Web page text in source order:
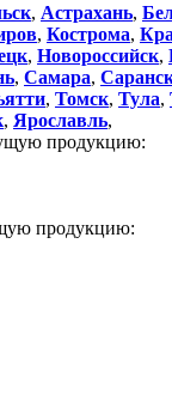
, Астрахань,
, Кострома,
, Новороссийск,
, Самара,
, Томск, Тула,
, Ярославль,
продукцию:
продукцию: